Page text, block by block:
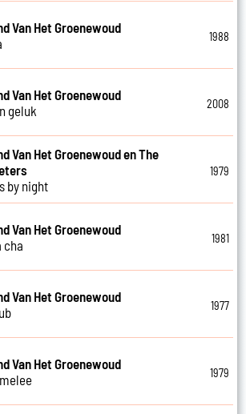
Van Het Groenewoud
1988
Van Het Groenewoud
geluk
2008
Van Het Groenewoud en The
by night
1979
Van Het Groenewoud
cha
1981
Van Het Groenewoud
1977
Van Het Groenewoud
1979